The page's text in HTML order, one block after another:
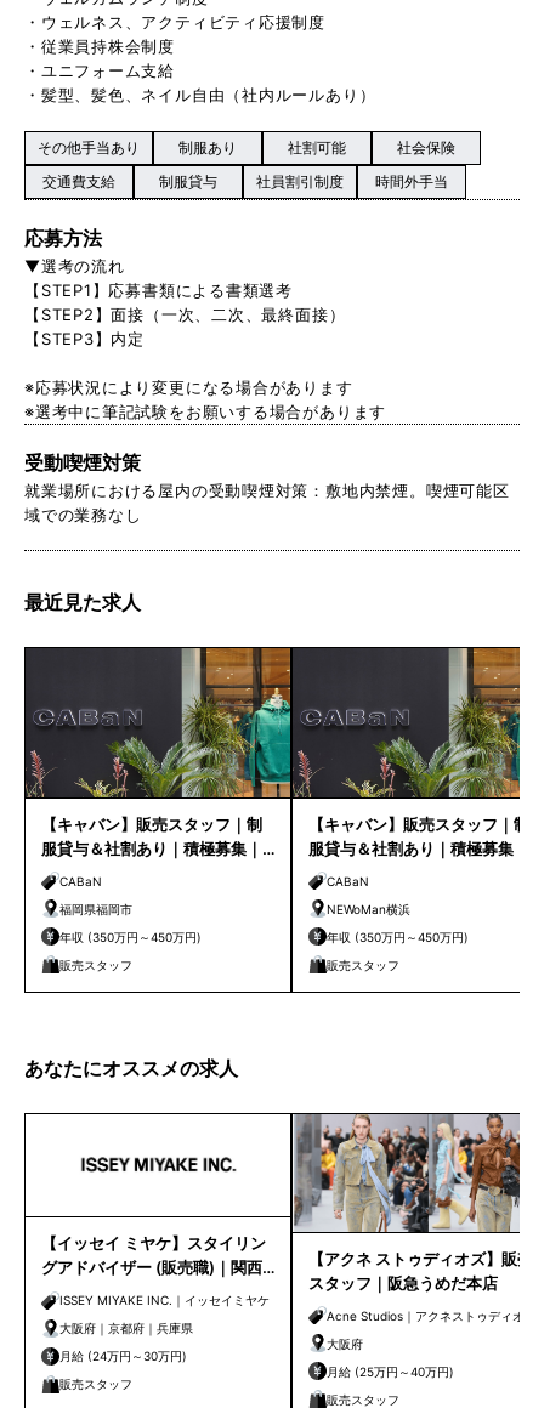
・ウェルネス、アクティビティ応援制度
・従業員持株会制度
・ユニフォーム支給
・髪型、髪色、ネイル自由（社内ルールあり）
その他手当あり 制服あり 社割可能
社会保険
交通費支給
制服貸与 社員割引制度 時間外手当
応募方法
▼選考の流れ
【STEP1】応募書類による書類選考
【STEP2】面接（一次、二次、最終面接）
【STEP3】内定
※応募状況により変更になる場合があります
※選考中に筆記試験をお願いする場合があります
受動喫煙対策
就業場所における屋内の受動喫煙対策：敷地内禁煙。喫煙可能区
域での業務なし
最近見た求人
【キャバン】販売スタッフ｜制
服貸与＆社割あり｜積極募集｜
福岡店
CABaN
福岡県福岡市
年収 (350万円～450万円)
販売スタッフ
【キャバン】販売スタッフ｜制
服貸与＆社割あり｜積極募集｜
NEWoMan横浜
CABaN
NEWoMan横浜
年収 (350万円～450万円)
販売スタッフ
あなたにオススメの求人
【イッセイ ミヤケ】スタイリン
グアドバイザー (販売職)｜関西
エリア
ISSEY MIYAKE INC.｜イッセイミヤケ
大阪府｜京都府｜兵庫県
月給 (24万円～30万円)
販売スタッフ
【アクネ ストゥディオズ】販売
スタッフ｜阪急うめだ本店
Acne Studios｜アクネストゥディオズ
大阪府
月給 (25万円～40万円)
販売スタッフ